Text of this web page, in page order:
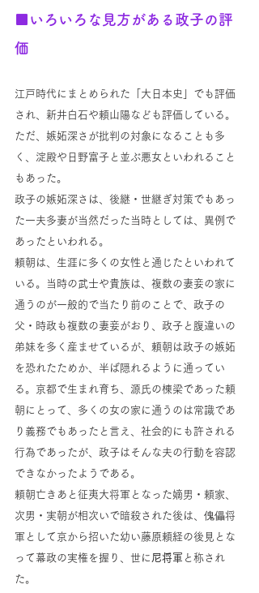
■いろいろな見方がある政子の評
価
江戸時代にまとめられた「大日本史」でも評価
され、新井白石や頼山陽なども評価している。
ただ、嫉妬深さが批判の対象になることも多
く、淀殿や日野富子と並ぶ悪女といわれること
もあった。
政子の嫉妬深さは、後継・世継ぎ対策でもあっ
た一夫多妻が当然だった当時としては、異例で
あったといわれる。
頼朝は、生涯に多くの女性と通じたといわれて
いる。当時の武士や貴族は、複数の妻妾の家に
通うのが一般的で当たり前のことで、政子の
父・時政も複数の妻妾がおり、政子と腹違いの
弟妹を多く産ませているが、頼朝は政子の嫉妬
を恐れたためか、半ば隠れるように通ってい
る。京都で生まれ育ち、源氏の棟梁であった頼
朝にとって、多くの女の家に通うのは常識であ
り義務でもあったと言え、社会的にも許される
行為であったが、政子はそんな夫の行動を容認
できなかったようである。
頼朝亡きあと征夷大将軍となった嫡男・頼家、
次男・実朝が相次いで暗殺された後は、傀儡将
軍として京から招いた幼い藤原頼経の後見とな
って幕政の実権を握り、世に 尼将軍 と称され
た。